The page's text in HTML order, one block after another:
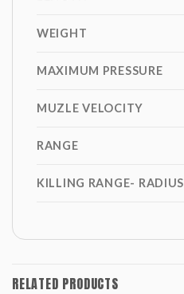
WEIGHT
MAXIMUM PRESSURE
MUZLE VELOCITY
RANGE
KILLING RANGE- RADIUS
RELATED PRODUCTS